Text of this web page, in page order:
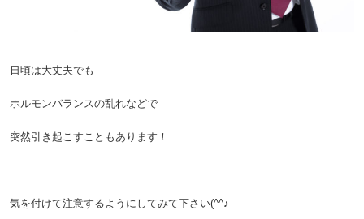
日頃は大丈夫でも
ホルモンバランスの乱れなどで
突然引き起こすこともあります！
気を付けて注意するようにしてみて下さい(^^♪